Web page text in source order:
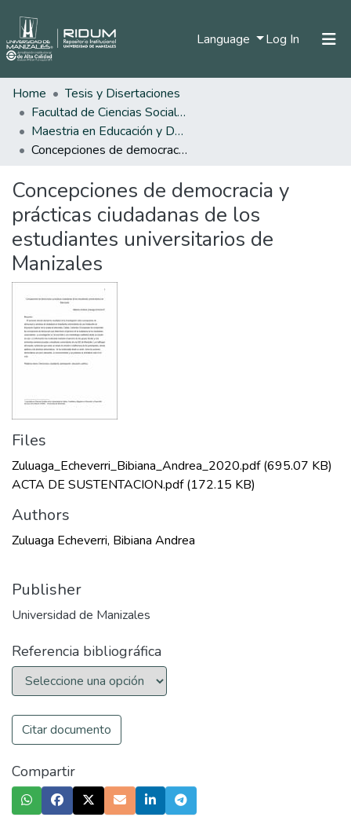
Language Log In (current)
Statistics
Home
Tesis y Disertaciones
Facultad de Ciencias Sociales y Humanas
Maestria en Educación y Desarrollo Humano
Concepciones de democracia y prácticas ciudadanas de los estudiantes universitarios de Manizales
Concepciones de democracia y
prácticas ciudadanas de los
estudiantes universitarios de
Manizales
Files
Zuluaga_Echeverri_Bibiana_Andrea_2020.pdf(695.07 KB)
ACTA DE SUSTENTACION.pdf(172.15 KB)
Authors
Zuluaga Echeverri, Bibiana Andrea
Publisher
Universidad de Manizales
Referencia bibliográfica
Citar documento
Compartir